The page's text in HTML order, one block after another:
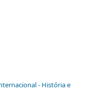
- História e